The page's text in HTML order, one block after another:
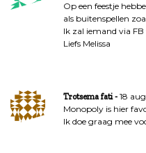
Op een feestje
als buitenspellen
Ik zal iemand via
Liefs Melissa
Trotsema fati
18
Monopoly is hier
Ik doe graag mee